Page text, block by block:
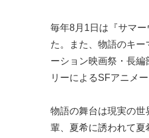
毎年8月1日は『サマ
た。また、物語のキ
ーション映画祭・長
リーによるSFアニメ
物語の舞台は現実の
輩、夏希に誘われて